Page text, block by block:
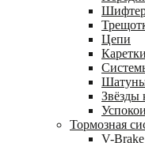
Цепи
Каретки
Звёзды
Тормозная
V-Brake